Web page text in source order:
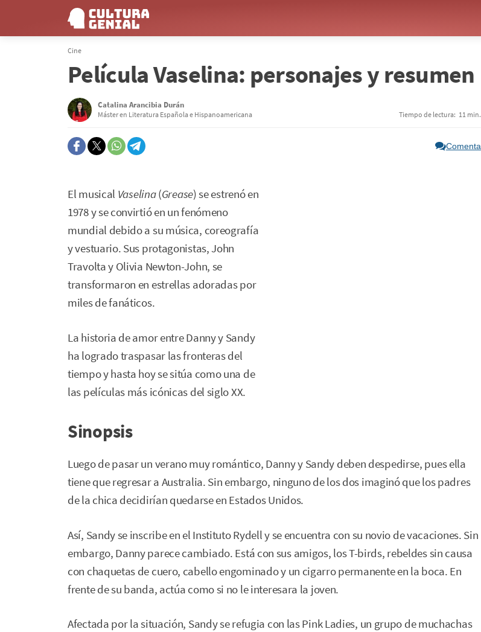
Cine
Película Vaselina: personajes y resumen
Catalina Arancibia Durán
Máster en Literatura Española e Hispanoamericana Tiempo de lectura: 11 min.
Comenta
El musical Vaselina(Grease) se estrenó en
1978 y se convirtió en un fenómeno
mundial debido a su música, coreografía
y vestuario. Sus protagonistas, John
Travolta y Olivia Newton-John, se
transformaron en estrellas adoradas por
miles de fanáticos.
La historia de amor entre Danny y Sandy
ha logrado traspasar las fronteras del
tiempo y hasta hoy se sitúa como una de
las películas más icónicas del siglo XX.
Sinopsis
Luego de pasar un verano muy romántico, Danny y Sandy deben despedirse, pues ella
tiene que regresar a Australia. Sin embargo, ninguno de los dos imaginó que los padres
de la chica decidirían quedarse en Estados Unidos.
Así, Sandy se inscribe en el Instituto Rydell y se encuentra con su novio de vacaciones. Sin
embargo, Danny parece cambiado. Está con sus amigos, los T-birds, rebeldes sin causa
con chaquetas de cuero, cabello engominado y un cigarro permanente en la boca. En
frente de su banda, actúa como si no le interesara la joven.
Afectada por la situación, Sandy se refugia con las Pink Ladies, un grupo de muchachas